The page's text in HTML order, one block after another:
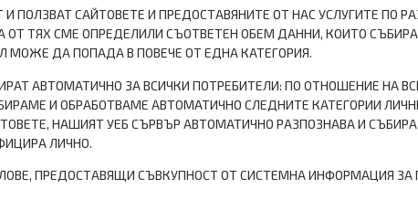
ПОЛЗВАТ САЙТОВЕТЕ И ПРЕДОСТАВЯНИТЕ ОТ НАС УСЛУГИТЕ ПО
ОТ ТЯХ СМЕ ОПРЕДЕЛИЛИ СЪОТВЕТЕН ОБЕМ ДАННИ, КОИТО
МОЖЕ ДА ПОПАДА В ПОВЕЧЕ ОТ ЕДНА КАТЕГОРИЯ.
АВТОМАТИЧНО ЗА ВСИЧКИ ПОТРЕБИТЕЛИ: ПО ОТНОШЕНИЕ НА
И ОБРАБОТВАМЕ АВТОМАТИЧНО СЛЕДНИТЕ КАТЕГОРИИ
НАШИЯТ УЕБ СЪРВЪР АВТОМАТИЧНО РАЗПОЗНАВА И
ЛИЧНО.
ПРЕДОСТАВЯЩИ СЪВКУПНОСТ ОТ СИСТЕМНА ИНФОРМАЦИЯ ЗА